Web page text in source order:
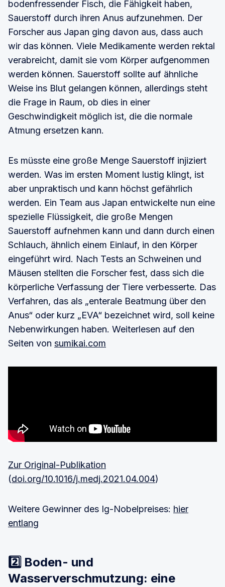
bodenfressender Fisch, die Fähigkeit haben,
Sauerstoff durch ihren Anus aufzunehmen. Der
Forscher aus Japan ging davon aus, dass auch
wir das können. Viele Medikamente werden rektal
verabreicht, damit sie vom Körper aufgenommen
werden können. Sauerstoff sollte auf ähnliche
Weise ins Blut gelangen können, allerdings steht
die Frage in Raum, ob dies in einer
Geschwindigkeit möglich ist, die die normale
Atmung ersetzen kann.
Es müsste eine große Menge Sauerstoff injiziert
werden. Was im ersten Moment lustig klingt, ist
aber unpraktisch und kann höchst gefährlich
werden. Ein Team aus Japan entwickelte nun eine
spezielle Flüssigkeit, die große Mengen
Sauerstoff aufnehmen kann und dann durch einen
Schlauch, ähnlich einem Einlauf, in den Körper
eingeführt wird. Nach Tests an Schweinen und
Mäusen stellten die Forscher fest, dass sich die
körperliche Verfassung der Tiere verbesserte. Das
Verfahren, das als „enterale Beatmung über den
Anus“ oder kurz „EVA“ bezeichnet wird, soll keine
Nebenwirkungen haben. Weiterlesen auf den
Seiten von sumikai.com
Zur Original-Publikation
(doi.org/10.1016/j.medj.2021.04.004)
Weitere Gewinner des Ig-Nobelpreises: hier
entlang
2️⃣ Boden- und
Wasserverschmutzung: eine